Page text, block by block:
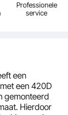
Professionele
service
een
een 420D
gemonteerd
Hierdoor